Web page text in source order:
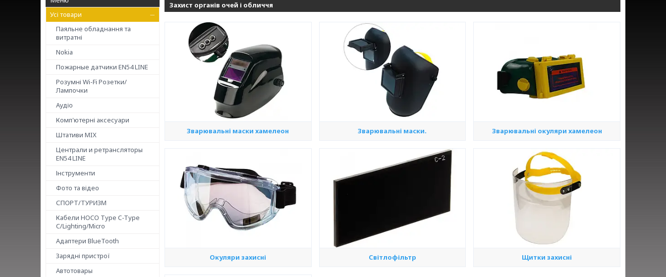
Усі товари
Паяльне обладнання та
витратні
Nokia
Пожарные датчики ЕN54 LINE
Розумні Wi-Fi Розетки/
Лампочки
Аудіо
Комп'ютерні аксесуари
Штативи MIX
Централи и ретрансляторы
EN54 LINE
Інструменти
Фото та відео
СПОРТ/ТУРИЗМ
Кабели HOCO Type C-Type
C/Lighting/Micro
Адаптери BlueTooth
Зарядні пристрої
Автотовары
Захист органів очей і обличчя
Зварювальні маски хамелеон Зварювальні маски. Зварювальні окуляри хамелеон
Окуляри захисні Світлофільтр Щитки захисні